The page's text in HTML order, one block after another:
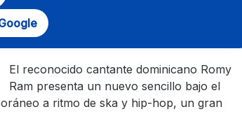
El reconocido cantante dominicano Romy
Ram presenta un nuevo sencillo bajo el
a ritmo de ska y hip-hop, un gran